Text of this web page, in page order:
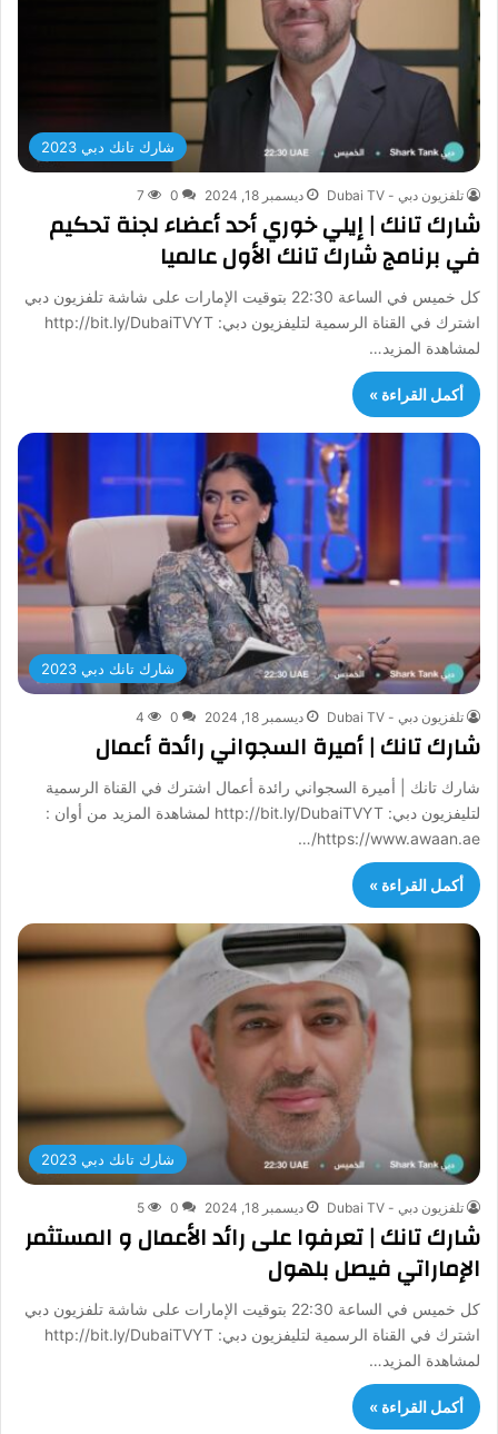
شارك تانك دبي 2023
تلفزيون دبي - Dubai TV ديسمبر 18, 2024 0
7
شارك تانك | إيلي خوري أحد أعضاء لجنة تحكيم
في برنامج شارك تانك الأول عالميا
كل خميس في الساعة 22:30 بتوقيت الإمارات على شاشة تلفزيون دبي
اشترك في القناة الرسمية لتليفزيون دبي: http://bit.ly/DubaiTVYT
لمشاهدة المزيد…
أكمل القراءة »
شارك تانك دبي 2023
تلفزيون دبي - Dubai TV ديسمبر 18, 2024 0
4
شارك تانك | أميرة السجواني رائدة أعمال
شارك تانك | أميرة السجواني رائدة أعمال اشترك في القناة الرسمية
لتليفزيون دبي: http://bit.ly/DubaiTVYT لمشاهدة المزيد من أوان :
https://www.awaan.ae/…
أكمل القراءة »
شارك تانك دبي 2023
تلفزيون دبي - Dubai TV ديسمبر 18, 2024 0
5
شارك تانك | تعرفوا على رائد الأعمال و المستثمر
الإماراتي فيصل بلهول
كل خميس في الساعة 22:30 بتوقيت الإمارات على شاشة تلفزيون دبي
اشترك في القناة الرسمية لتليفزيون دبي: http://bit.ly/DubaiTVYT
لمشاهدة المزيد…
أكمل القراءة »